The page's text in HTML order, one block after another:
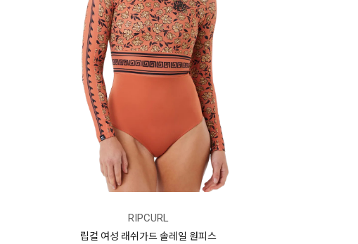
RIPCURL
립컬 여성 래쉬가드 솔레일 원피스